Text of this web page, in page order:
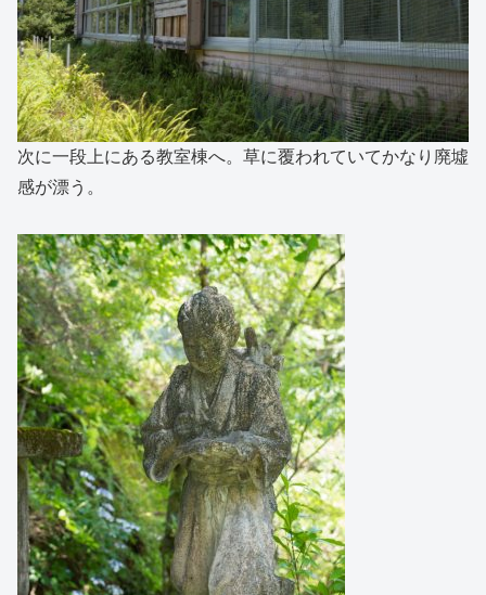
次に一段上にある教室棟へ。草に覆われていてかなり廃墟
感が漂う。